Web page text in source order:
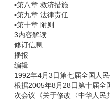
▪第八章 救济措施
▪第九章 法律责任
▪第十章 附则
3内容解读
修订信息
播报
编辑
1992年4月3日第七届全国人
根据2005年8月28日第十届全
次会议《关于修改〈中华人民